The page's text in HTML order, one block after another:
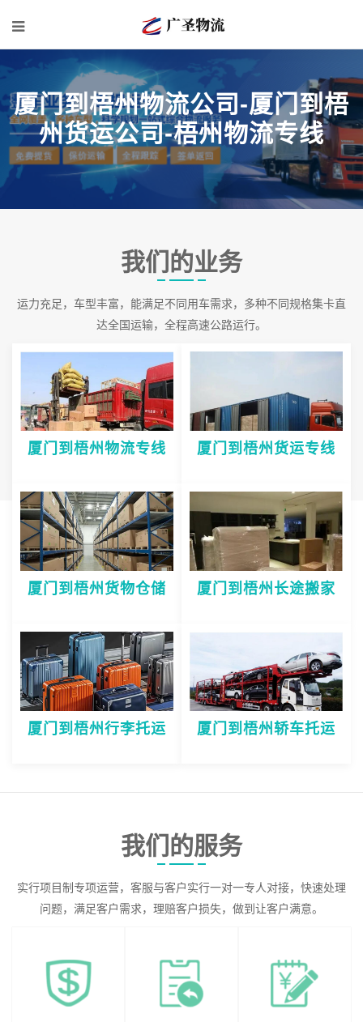
厦门到梧州物流公司-厦门到梧
州货运公司-梧州物流专线
我们的业务
运力充足，车型丰富，能满足不同用车需求，多种不同规格集卡直
达全国运输，全程高速公路运行。
厦门到梧州物流专线 厦门到梧州货运专线
厦门到梧州货物仓储 厦门到梧州长途搬家
厦门到梧州行李托运 厦门到梧州轿车托运
我们的服务
实行项目制专项运营，客服与客户实行一对一专人对接，快速处理
问题，满足客户需求，理赔客户损失，做到让客户满意。